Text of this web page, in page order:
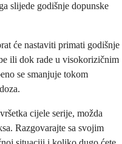
slijede godišnje dopunske
će nastaviti primati godišnje
ili dok rade u visokorizičnim
se smanjuje tokom
cijele serije, možda
Razgovarajte sa svojim